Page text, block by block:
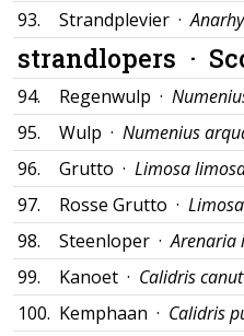
93.
Strandplevier ·
strandlopers ·
94. Regenwulp ·
95.
Wulp · Numenius
96.
Grutto · Limosa
97.
Rosse Grutto ·
98.
Steenloper ·Arenaria
99.
Kanoet · Calidris
100. Kemphaan · Calidris